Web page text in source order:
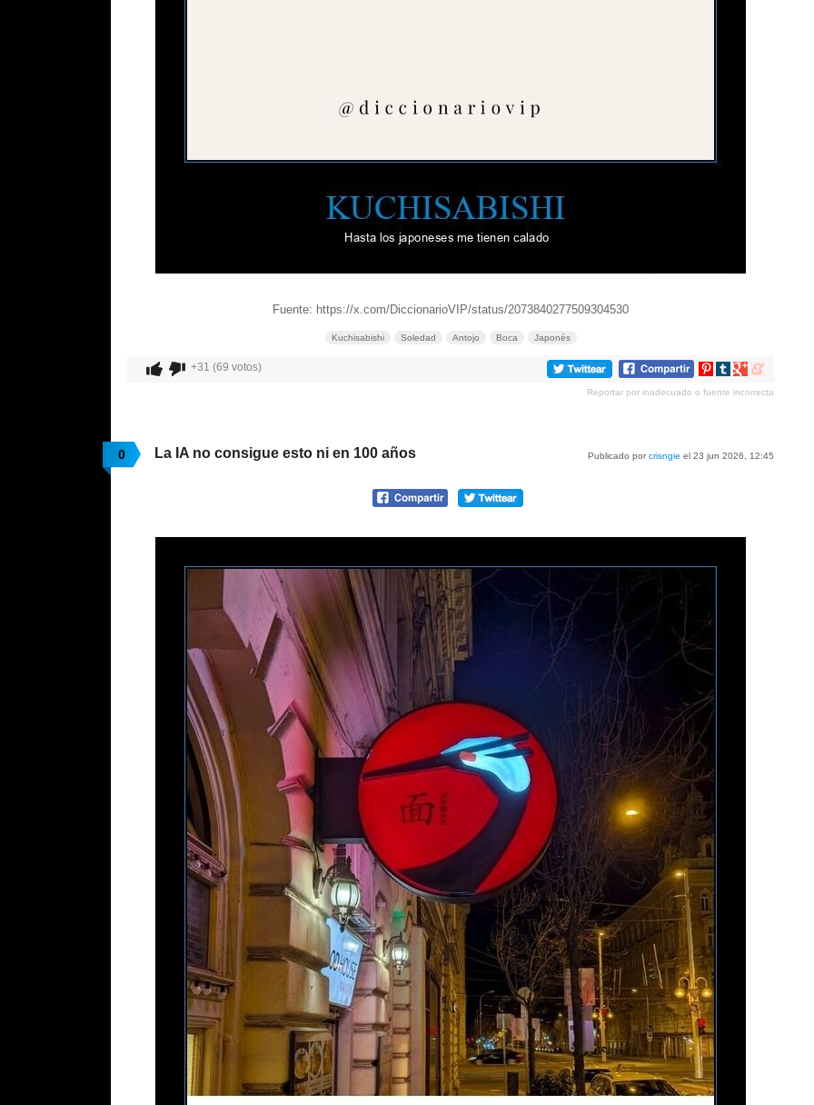
Fuente: https://x.com/DiccionarioVIP/status/2073840277509304530
Kuchisabishi Soledad Antojo Boca Japonés
+31 (69 votos)
Compartir
Pinterest
Compartir
tumblr
Compartir
Google+
Compartir
meneame
Reportar por inadecuado o fuente incorrecta
0 Publicado porcrisngie el 23 jun 2026, 12:45
La IA no consigue esto ni en 100 años